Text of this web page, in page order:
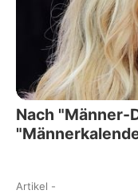
Nach "Männer-
Artikel -